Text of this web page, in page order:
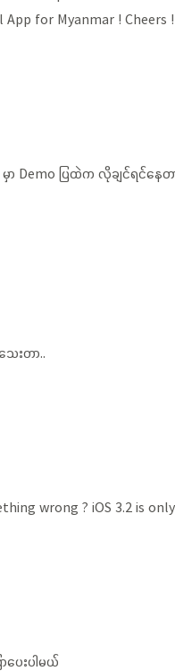
for Myanmar ! Cheers
Demo ပြထဲက လိုချင်ရင်နေ
ေးတာ..
wrong ? iOS 3.2 is
ပေးပါမယ်